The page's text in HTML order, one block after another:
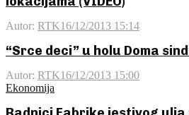
Autor: RTK16/12/2013 15:14
“Srce deci” u holu Doma
Autor: RTK16/12/2013 15:00
Ekonomija